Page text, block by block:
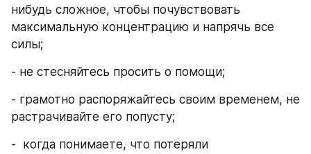
нибудь сложное, чтобы почувствовать
максимальную концентрацию и напрячь все
силы;
- не стесняйтесь просить о помощи;
- грамотно распоряжайтесь своим временем, не
растрачивайте его попусту;
-  когда понимаете, что потеряли